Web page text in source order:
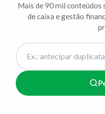
Mais de 90 mil conteúdos
de caixa e gestão